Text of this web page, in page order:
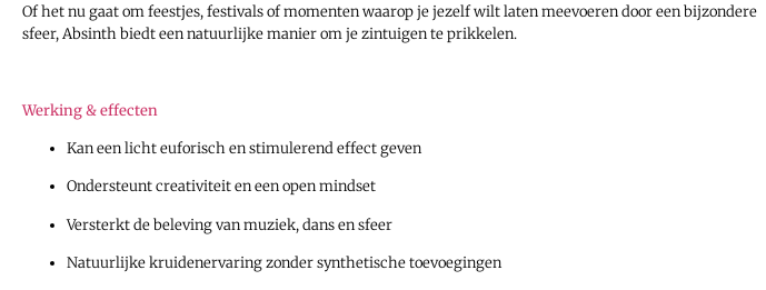
Of het nu gaat om feestjes, festivals of momenten waarop je jezelf wilt laten meevoeren door een bijzondere
sfeer, Absinth biedt een natuurlijke manier om je zintuigen te prikkelen.
Werking & effecten
Kan een licht euforisch en stimulerend effect geven
Ondersteunt creativiteit en een open mindset
Versterkt de beleving van muziek, dans en sfeer
Natuurlijke kruidenervaring zonder synthetische toevoegingen